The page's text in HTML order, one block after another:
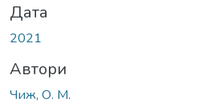
Дата
2021
Автори
Чиж, О. М.